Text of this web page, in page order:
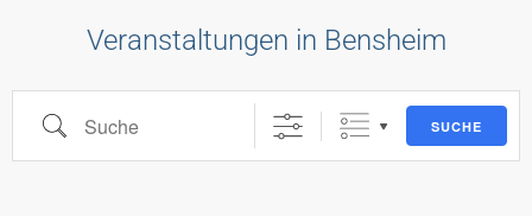
Veranstaltungen in Bensheim
SUCHE